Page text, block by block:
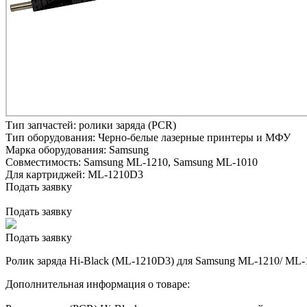
Тип запчастей: ролики заряда (PCR)
Тип оборудования: Черно-белые лазерные принтеры и МФУ
Марка оборудования: Samsung
Совместимость: Samsung ML-1210, Samsung ML-1010
Для картриджей: ML-1210D3
Подать заявку
Подать заявку
Подать заявку
Ролик заряда Hi-Black (ML-1210D3) для Samsung ML-1210/ ML-
Дополнительная информация о товаре: